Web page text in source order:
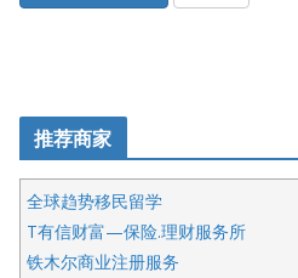
推荐商家
全球趋势移民留学
T有信财富—保险.理财服务所
铁木尔商业注册服务